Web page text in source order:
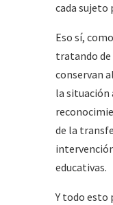
cada sujeto
Eso sí,
tratando de
conservan
la situación
de la
educativas.
Y todo esto